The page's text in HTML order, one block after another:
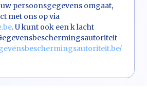
persoonsgegevens omgaat,
met ons op via
. U kunt ook een k lacht